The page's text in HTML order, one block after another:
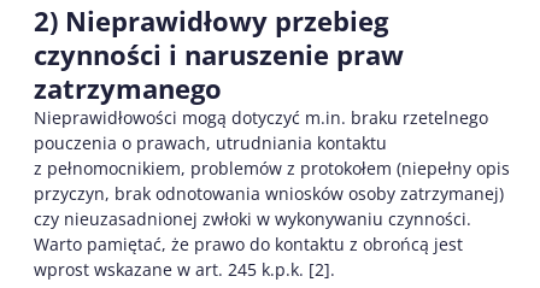
2) Nieprawidłowy przebieg
czynności i naruszenie praw
zatrzymanego
Nieprawidłowości mogą dotyczyć m.in. braku rzetelnego
pouczenia o prawach, utrudniania kontaktu
z pełnomocnikiem, problemów z protokołem (niepełny opis
przyczyn, brak odnotowania wniosków osoby zatrzymanej)
czy nieuzasadnionej zwłoki w wykonywaniu czynności.
Warto pamiętać, że prawo do kontaktu z obrońcą jest
wprost wskazane w art. 245 k.p.k. [2].